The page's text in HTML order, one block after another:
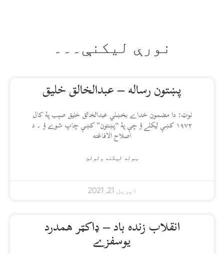
نورې ليکنې۔۔۔
پښتون رساله – عبدالخالق خليق
نوټ: دا مضمون خداے بخښلي عبدالخالق خليق صېب پۀ کال
۱۹۷۲ کښې ليکلے ؤ چې پۀ “پښتون” کښې چاپ شوے ؤ ۔ د
اصلاح الافاغنه
ټوله ليکنه ولولئ
اپریل 21, 2021
انقلاب زنده باد – ډاکټر همدرد
يوسفزے